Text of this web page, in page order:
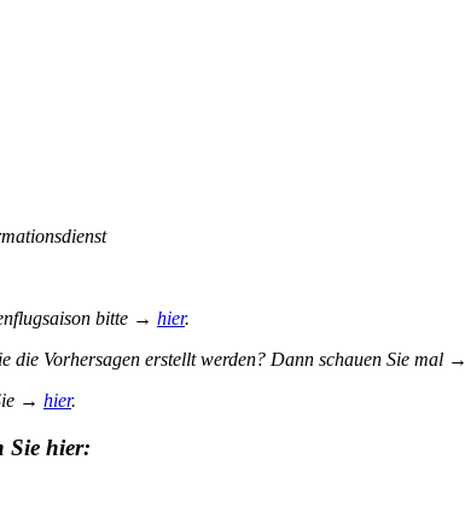
bitte → hier.
die Vorhersagen erstellt werden? Dann schauen Sie mal →
→ hier.
Sie hier: